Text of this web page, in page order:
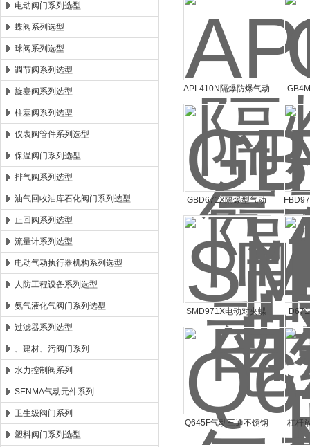
郑州森玛自控阀门有限公司
电动阀门系列选型
蝶阀系列选型
球阀系列选型
调节阀系列选型
旋塞阀系列选型
柱塞阀系列选型
仪表阀管件系列选型
保温阀门系列选型
排气阀系列选型
油气回收油库石化阀门系列选型
止回阀系列选型
流量计系列选型
电动气动执行器机构系列选型
人防工程设备系列选型
氨气液化气阀门系列选型
过滤器系列选型
、建材、污阀门系列
水力控制阀系列
SENMA气动元件系列
卫生级阀门系列
塑料阀门系列选型
APL410N隔爆防爆气动
阀门回信器
GBD671X隔爆型气动
对夹蝶阀
SMD971X电动对夹蝶
阀
Q645F气动三通不锈钢
球阀Q645F
杠杆